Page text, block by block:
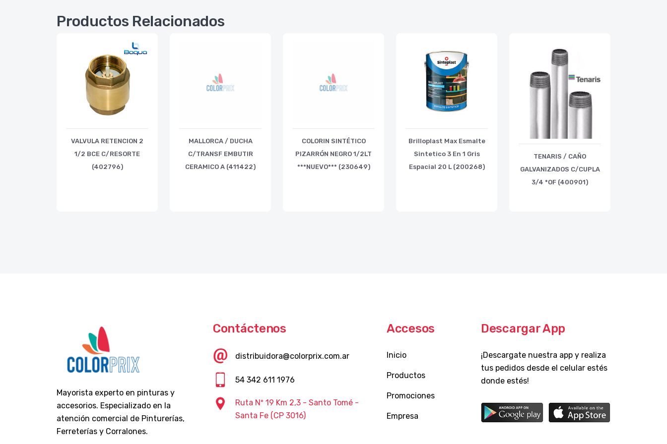
Productos Relacionados
VALVULA RETENCION 2
1/2 BCE C/RESORTE
(402796)
MALLORCA / DUCHA
C/TRANSF EMBUTIR
CERAMICO A (411422)
COLORIN SINTÉTICO
PIZARRÓN NEGRO 1/2LT
***NUEVO*** (230649)
Brilloplast Max Esmalte
Sintetico 3 En 1 Gris
Espacial 20 L (200268)
TENARIS / CAÑO
GALVANIZADOS C/CUPLA
3/4 *OF (400901)
Mayorista experto en pinturas y
accesorios. Especializado en la
atención comercial de Pinturerías,
Ferreterías y Corralones.
Contáctenos
distribuidora@colorprix.com.ar
54 342 611 1976
Ruta Nº 19 Km 2,3 - Santo Tomé -
Santa Fe (CP 3016)
Accesos
Inicio
Productos
Promociones
Empresa
Descargar App
¡Descargate nuestra app y realiza
tus pedidos desde el celular estés
donde estés!